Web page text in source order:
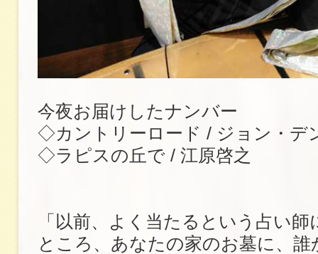
今夜お届けしたナンバー
◇カントリーロード / ジョン・デ
◇ラピスの丘で / 江原啓之
「以前、よく当たるという占い
ところ、あなたの家のお墓に、